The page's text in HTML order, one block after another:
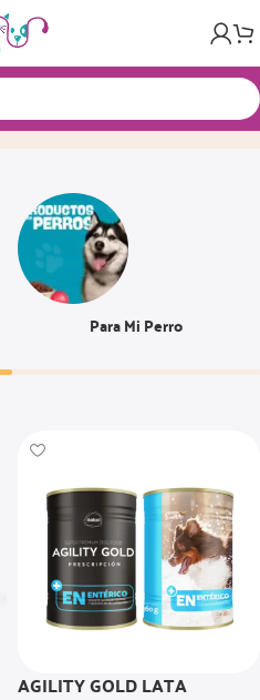
Para Mi Perro
AGILITY GOLD LATA